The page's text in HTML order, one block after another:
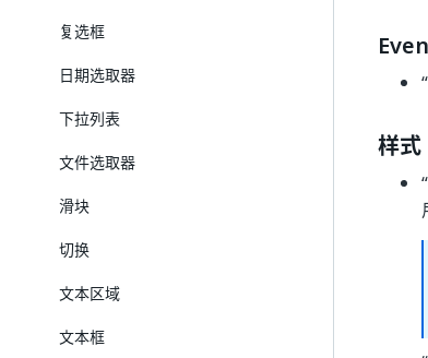
复选框
日期选取器
下拉列表
文件选取器
滑块
切换
文本区域
文本框
样式